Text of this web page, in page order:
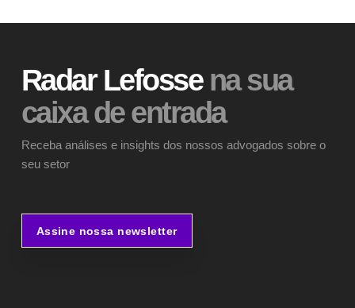
Radar Lefossena sua
caixa de entrada
Receba análises e insights dos nossos advogados sobre o
seu setor
Assine nossa newsletter